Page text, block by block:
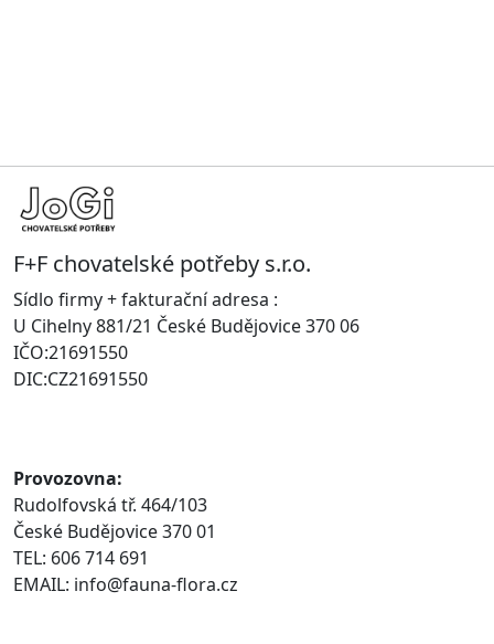
F+F chovatelské potřeby s.r.o.
Sídlo firmy + fakturační adresa :
U Cihelny 881/21 České Budějovice 370 06
IČO:21691550
DIC:CZ21691550
Provozovna:
Rudolfovská tř. 464/103
České Budějovice 370 01
TEL: 606 714 691
EMAIL: info@fauna-flora.cz